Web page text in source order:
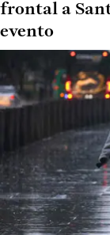
frontal a
evento